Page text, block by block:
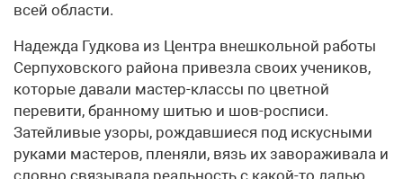
всей области.
Надежда Гудкова из Центра внешкольной работы
Серпуховского района привезла своих учеников,
которые давали мастер-классы по цветной
перевити, бранному шитью и шов-росписи.
Затейливые узоры, рождавшиеся под искусными
руками мастеров, пленяли, вязь их завораживала и
словно связывала реальность с какой-то далью